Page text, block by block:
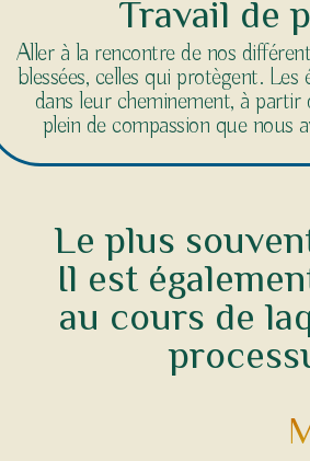
Travail de
Aller à la rencontre de nos
blessées, celles qui protègent.
dans leur cheminement, à
plein de compassion que nous
Le plus
Il est
au cours de